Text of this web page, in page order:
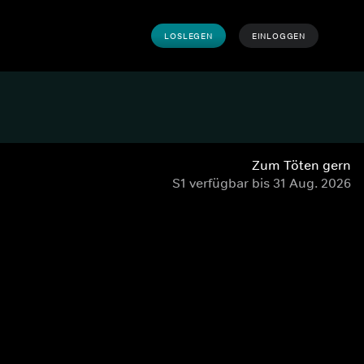
LOSLEGEN EINLOGGEN
Zum Töten gern
S1 verfügbar bis 31 Aug. 2026